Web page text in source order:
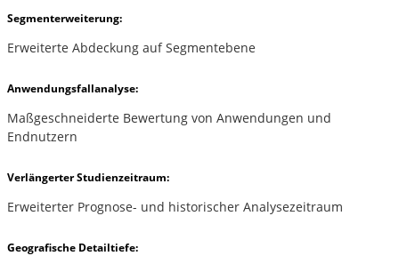
Segmenterweiterung:
Erweiterte Abdeckung auf Segmentebene
Anwendungsfallanalyse:
Maßgeschneiderte Bewertung von Anwendungen und
Endnutzern
Verlängerter Studienzeitraum:
Erweiterter Prognose- und historischer Analysezeitraum
Geografische Detailtiefe: